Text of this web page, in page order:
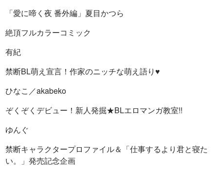
「愛に啼く夜 番外編」夏目かつら
絶頂フルカラーコミック
有紀
禁断BL萌え宣言！作家のニッチな萌え語り♥
ひなこ／akabeko
ぞくぞくデビュー！新人発掘★BLエロマンガ教室!!
ゆんぐ
禁断キャラクタープロファイル＆「仕事するより君と寝た
い。」発売記念企画